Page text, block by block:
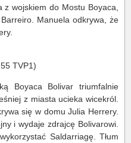
wojskiem do Mostu Boyaca,
Manuela odkrywa, że
TVP1)
Boyaca Bolivar triumfalnie
z miasta ucieka wicekról.
się w domu Julia Herrery.
i wydaje zdrajcę Bolivarowi.
Saldarriagę. Tłum